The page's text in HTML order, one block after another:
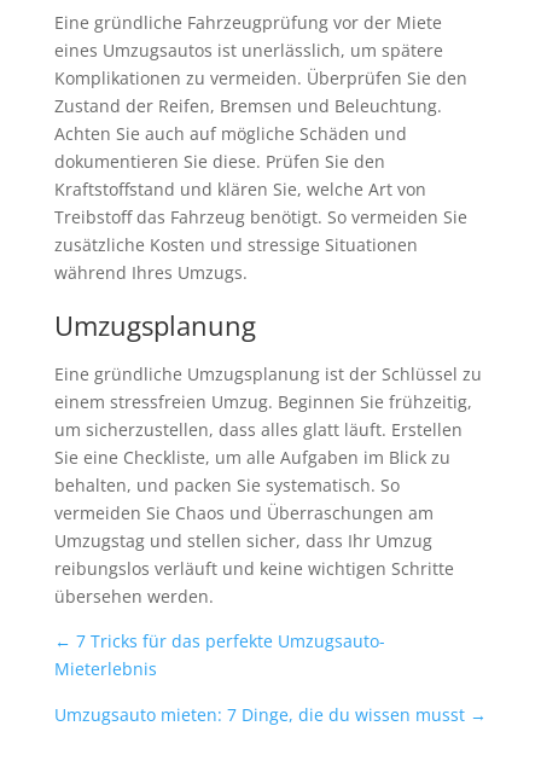
Eine gründliche Fahrzeugprüfung vor der Miete
eines Umzugsautos ist unerlässlich, um spätere
Komplikationen zu vermeiden. Überprüfen Sie den
Zustand der Reifen, Bremsen und Beleuchtung.
Achten Sie auch auf mögliche Schäden und
dokumentieren Sie diese. Prüfen Sie den
Kraftstoffstand und klären Sie, welche Art von
Treibstoff das Fahrzeug benötigt. So vermeiden Sie
zusätzliche Kosten und stressige Situationen
während Ihres Umzugs.
Umzugsplanung
Eine gründliche Umzugsplanung ist der Schlüssel zu
einem stressfreien Umzug. Beginnen Sie frühzeitig,
um sicherzustellen, dass alles glatt läuft. Erstellen
Sie eine Checkliste, um alle Aufgaben im Blick zu
behalten, und packen Sie systematisch. So
vermeiden Sie Chaos und Überraschungen am
Umzugstag und stellen sicher, dass Ihr Umzug
reibungslos verläuft und keine wichtigen Schritte
übersehen werden.
← 7 Tricks für das perfekte Umzugsauto-
Mieterlebnis
Umzugsauto mieten: 7 Dinge, die du wissen musst →